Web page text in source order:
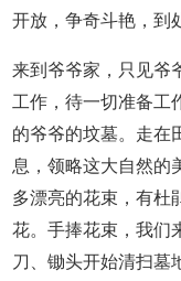
开放，争奇斗艳，到
来到爷爷家，只见爷
工作，待一切准备工
的爷爷的坟墓。走在
息，领略这大自然的
多漂亮的花束，有杜
花。手捧花束，我们
刀、锄头开始清扫墓